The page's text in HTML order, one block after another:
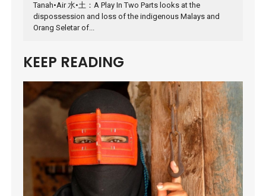
Tanah•Air 水•土：A Play In Two Parts looks at the
dispossession and loss of the indigenous Malays and
Orang Seletar of...
KEEP READING